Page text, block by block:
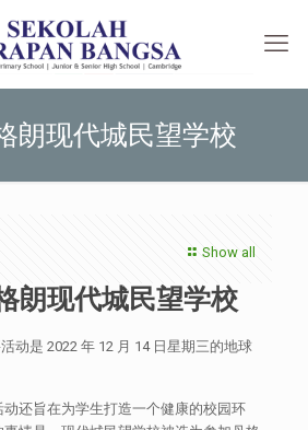
朗现代城民望学校
Show all
朗现代城民望学校
动是 2022 年 12 月 14 日星期三的地球
还旨在为学生打造一个健康的校园环